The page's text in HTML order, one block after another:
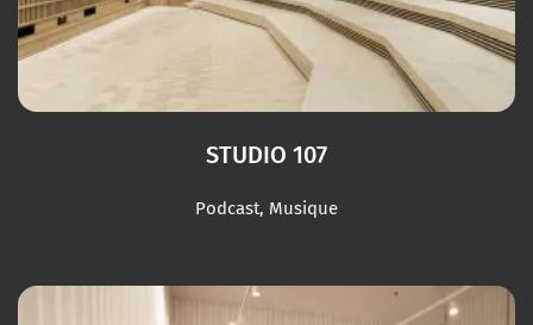
STUDIO 107
Podcast, Musique